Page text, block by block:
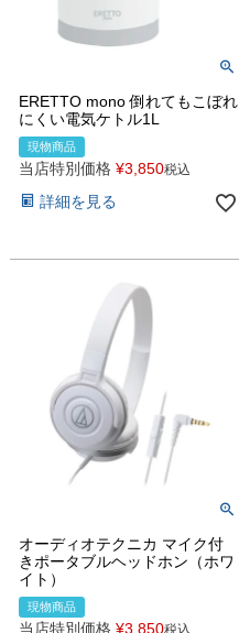
ERETTO mono 倒れてもこぼれ
にくい電気ケトル1L
現物商品
当店特別価格 ¥3,850税込
詳細を見る
オーディオテクニカ マイク付
きポータブルヘッドホン（ホワ
イト）
現物商品
当店特別価格 ¥3,850税込